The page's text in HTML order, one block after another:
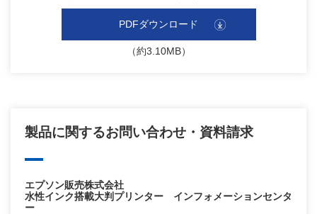
PDFダウンロード
（約3.10MB）
製品に関するお問い合わせ・資料請求
エプソン販売株式会社
水性インク搭載大判プリンター インフォメーションセンタ
ー